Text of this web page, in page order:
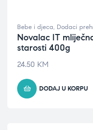
Bebe i djeca, Dodaci
Novalac IT
starosti 400g
24.50 KM
DODAJ U KORPU